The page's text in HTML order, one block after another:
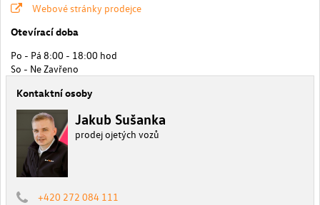
Webové stránky prodejce
Otevírací doba
Po - Pá 8:00 - 18:00 hod
So - Ne Zavřeno
Kontaktní osoby
Jakub Sušanka
prodej ojetých vozů
+420 272 084 111